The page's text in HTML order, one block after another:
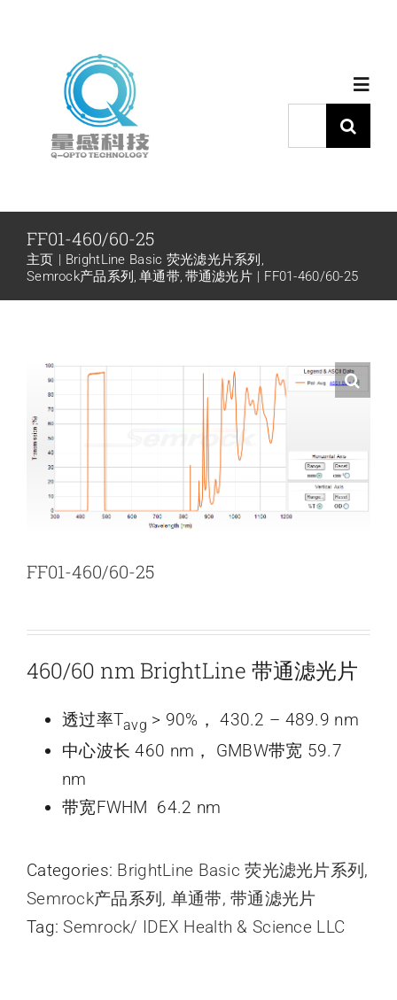
产品中心
代理品牌
下载中心
新闻和活动
关于量感
联系我们
索：
FF01-460/60-25
主页
BrightLine Basic 荧光滤光片系列
Semrock产品系列 单通带 带通滤光片 FF01-460/60-25
FF01-460/60-25
460/60 nm BrightLine 带通滤光片
透过率Tavg > 90%， 430.2 – 489.9 nm
中心波长 460 nm， GMBW带宽 59.7
nm
带宽FWHM 64.2 nm
Categories: BrightLine Basic 荧光滤光片系列 ,
Semrock产品系列 , 单通带,带通滤光片
Tag:Semrock/ IDEX Health & Science LLC